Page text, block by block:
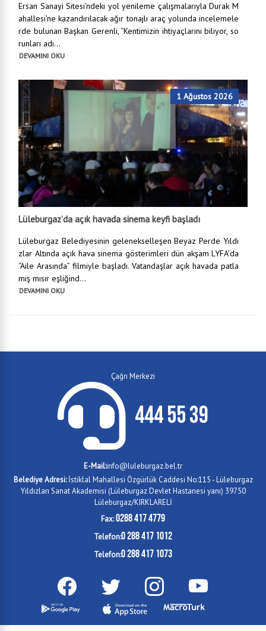
Ersan Sanayi Sitesi’ndeki yol yenileme çalışmalarıyla Durak M
ahallesi’ne kazandırılacak ağır tonajlı araç yolunda incelemele
rde bulunan Başkan Gerenli, “Kentimizin ihtiyaçlarını biliyor, so
runları adı...
DEVAMINI OKU
1 Ağustos 2026
Lüleburgaz’da açık havada sinema keyfi başladı
Lüleburgaz Belediyesinin gelenekselleşen Beyaz Perde Yıldı
zlar Altında açık hava sinema gösterimleri dün akşam LYFA’da
“Aile Arasında” filmiyle başladı. Vatandaşlar açık havada patla
mış mısır eşliğind...
DEVAMINI OKU
Çağrı Merkezi
444 55 39
E-Mail:info@luleburgaz.bel.tr
Belediye Adresi:İstiklal Mahallesi Özgürlük Caddesi No:115 - Lüleburgaz
Yıldızları Sanat Akademisi (Lüleburgaz Devlet Hastanesi yanı) 39750
Lüleburgaz/KIRKLARELİ
Fax:0288 417 4779
Telefon:0 288 417 1012
Telefon:0 288 417 1073